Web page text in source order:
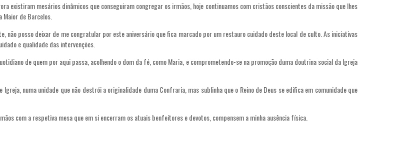
existiram mesários dinâmicos que conseguiram congregar os irmãos, hoje continuamos com cristãos conscientes da missão que lhes
de Barcelos.
não posso deixar de me congratular por este aniversário que fica marcado por um restauro cuidado deste local de culto. As iniciativas
e qualidade das intervenções.
de quem por aqui passa, acolhendo o dom da fé, como Maria, e comprometendo-se na promoção duma doutrina social da Igreja
numa unidade que não destrói a originalidade duma Confraria, mas sublinha que o Reino de Deus se edifica em comunidade que
com a respetiva mesa que em si encerram os atuais benfeitores e devotos, compensem a minha ausência física.